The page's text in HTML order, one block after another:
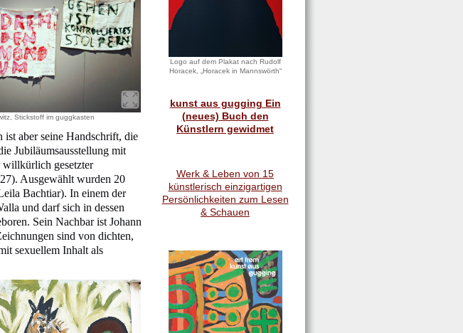
Logo auf dem Plakat nach Rudolf
Horacek, „Horacek in Mannswörth“
kunst aus gugging Ein
(neues) Buch den
Künstlern gewidmet
Werk & Leben von 15
künstlerisch einzigartigen
Persönlichkeiten zum Lesen
& Schauen
Stickstoff im guggkasten
ist aber seine Handschrift, die
Jubiläumsausstellung mit
willkürlich gesetzter
Ausgewählt wurden 20
Bachtiar). In einem der
und darf sich in dessen
Sein Nachbar ist Johann
sind von dichten,
sexuellem Inhalt als